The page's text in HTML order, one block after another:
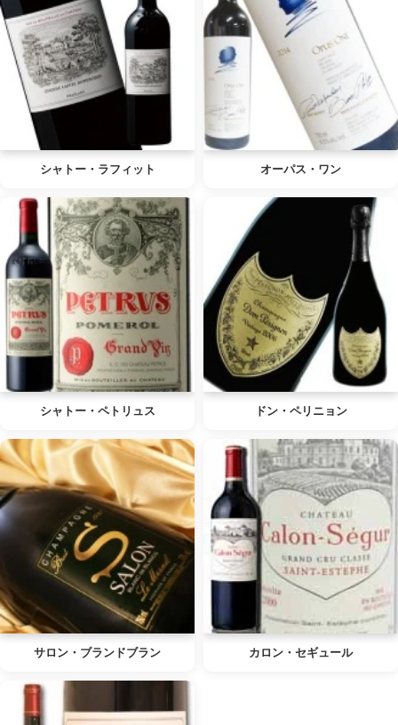
シャトー・ラフィット オーパス・ワン
シャトー・ペトリュス ドン・ペリニョン
サロン・ブランドブラン カロン・セギュール